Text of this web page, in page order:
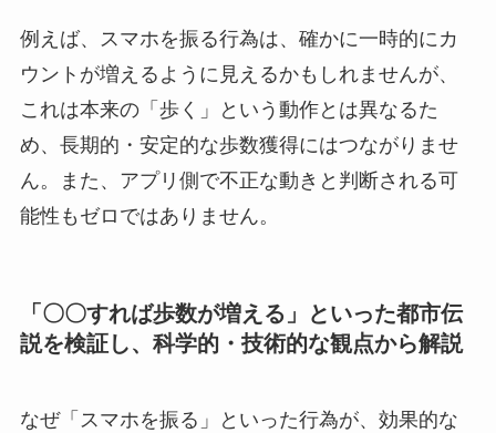
例えば、スマホを振る行為は、確かに一時的にカ
ウントが増えるように見えるかもしれませんが、
これは本来の「歩く」という動作とは異なるた
め、長期的・安定的な歩数獲得にはつながりませ
ん。また、アプリ側で不正な動きと判断される可
能性もゼロではありません。
「〇〇すれば歩数が増える」といった都市伝
説を検証し、科学的・技術的な観点から解説
なぜ「スマホを振る」といった行為が、効果的な